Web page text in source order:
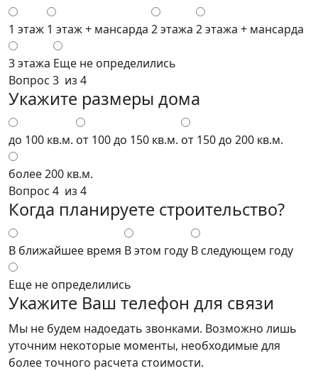
1 этаж 1 этаж + мансарда 2 этажа 2 этажа + мансарда
3 этажа Еще не определились
Вопрос 3 из 4
Укажите размеры дома
до 100 кв.м. от 100 до 150 кв.м. от 150 до 200 кв.м.
более 200 кв.м.
Вопрос 4 из 4
Когда планируете строительство?
В ближайшее время В этом году В следующем году
Еще не определились
Укажите Ваш телефон для связи
Мы не будем надоедать звонками. Возможно лишь
уточним некоторые моменты, необходимые для
более точного расчета стоимости.